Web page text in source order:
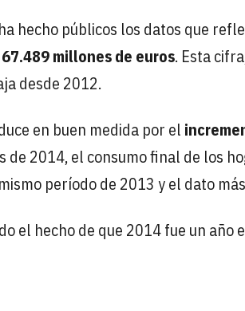
hecho públicos los datos que
millones de euros. Esta
desde 2012.
en buen medida por el
2014, el consumo final de los
período de 2013 y el dato
el hecho de que 2014 fue un año